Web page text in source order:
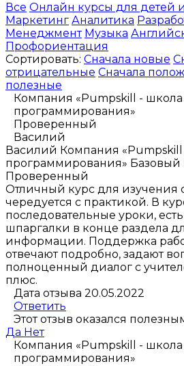
Все Онлайн курсы для детей
Маркетинг Аналитика
Менеджмент Музыка
Профориентация
Сортировать: Сначала новые
отрицательные Сначала
полезные
Компания «Pumpskill - школа
программирования»
Проверенный
Василий
Василий Компания
программирования» Базовый
Проверенный
Отличный курс для изучения
чередуется с практикой. В
последовательные уроки,
шпаргалки в конце раздела
информации. Поддержка
отвечают подробно, задают
полноценный диалог с
плюс.
Дата отзыва 20.05.2022
Ответить
Этот отзыв оказался
Да Нет
Компания «Pumpskill - школа
программирования»